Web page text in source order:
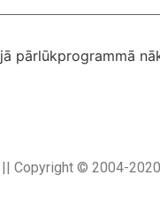
pārlūkprogrammā
Copyright © 2004-